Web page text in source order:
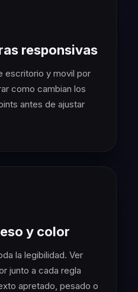
responsivas
escritorio y movil por
como cambian los
antes de ajustar
y color
la legibilidad. Ver
junto a cada regla
apretado, pesado o